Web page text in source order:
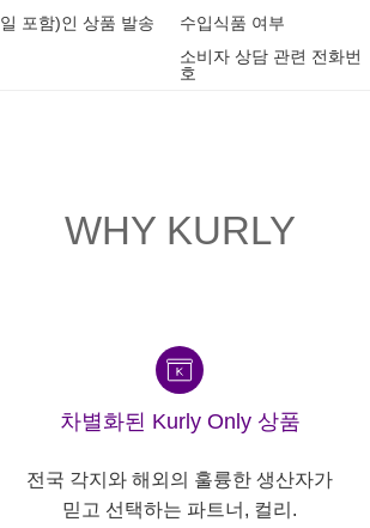
포함)인 상품 발송 수입식품 여부
소비자 상담 관련 전화번
호
WHY KURLY
차별화된 Kurly Only 상품
전국 각지와 해외의 훌륭한 생산자가
믿고 선택하는 파트너, 컬리.